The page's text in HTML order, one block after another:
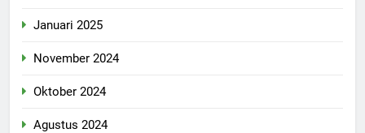
Januari 2025
November 2024
Oktober 2024
Agustus 2024